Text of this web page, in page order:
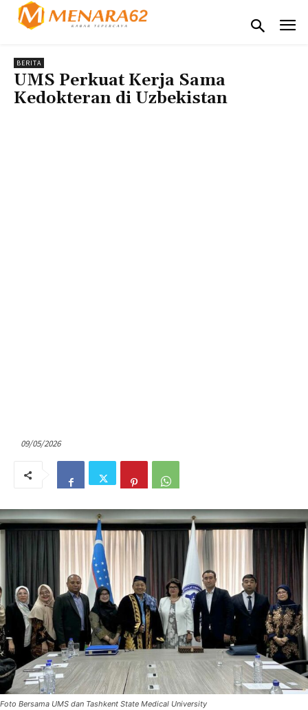
BERITA
UMS Perkuat Kerja Sama
Kedokteran di Uzbekistan
09/05/2026
Foto Bersama UMS dan Tashkent State Medical University